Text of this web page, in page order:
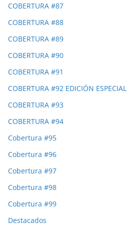
COBERTURA #87
COBERTURA #88
COBERTURA #89
COBERTURA #90
COBERTURA #91
COBERTURA #92 EDICIÓN ESPECIAL
COBERTURA #93
COBERTURA #94
Cobertura #95
Cobertura #96
Cobertura #97
Cobertura #98
Cobertura #99
Destacados